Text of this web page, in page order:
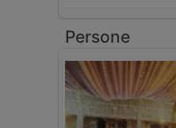
Persone